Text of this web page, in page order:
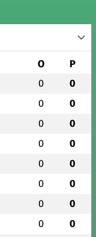
O P
0 0
0 0
0 0
0 0
0 0
0 0
0 0
0 0